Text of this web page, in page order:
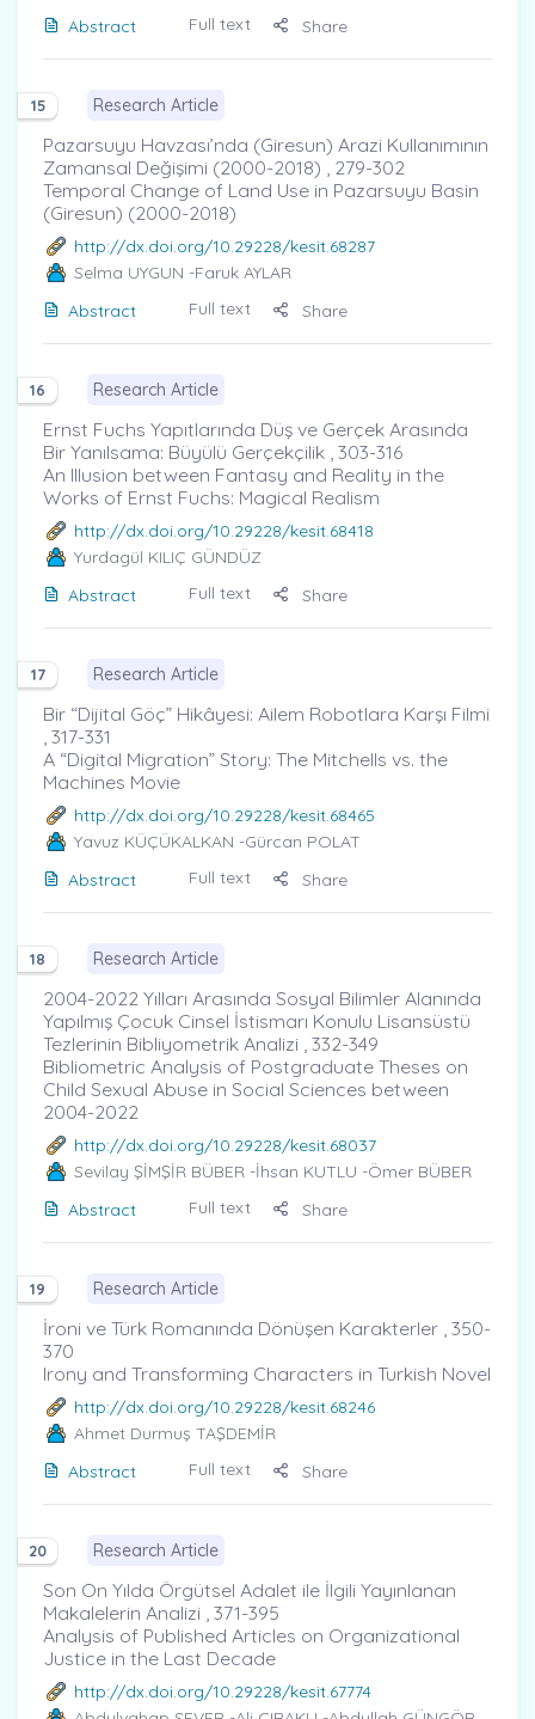
Abstract
Full text Share
15 Research Article
Pazarsuyu Havzası’nda (Giresun) Arazi Kullanımının
Zamansal Değişimi (2000-2018) , 279-302
Temporal Change of Land Use in Pazarsuyu Basin
(Giresun) (2000-2018)
http://dx.doi.org/10.29228/kesit.68287
Selma UYGUN -Faruk AYLAR
Abstract
Full text Share
16 Research Article
Ernst Fuchs Yapıtlarında Düş ve Gerçek Arasında
Bir Yanılsama: Büyülü Gerçekçilik , 303-316
An Illusion between Fantasy and Reality in the
Works of Ernst Fuchs: Magical Realism
http://dx.doi.org/10.29228/kesit.68418
Yurdagül KILIÇ GÜNDÜZ
Abstract
Full text Share
17 Research Article
Bir “Dijital Göç” Hikâyesi: Ailem Robotlara Karşı Filmi
, 317-331
A “Digital Migration” Story: The Mitchells vs. the
Machines Movie
http://dx.doi.org/10.29228/kesit.68465
Yavuz KÜÇÜKALKAN -Gürcan POLAT
Abstract
Full text Share
18 Research Article
2004-2022 Yılları Arasında Sosyal Bilimler Alanında
Yapılmış Çocuk Cinsel İstismarı Konulu Lisansüstü
Tezlerinin Bibliyometrik Analizi , 332-349
Bibliometric Analysis of Postgraduate Theses on
Child Sexual Abuse in Social Sciences between
2004-2022
http://dx.doi.org/10.29228/kesit.68037
Sevilay ŞİMŞİR BÜBER -İhsan KUTLU -Ömer BÜBER
Abstract
Full text Share
19 Research Article
İroni ve Türk Romanında Dönüşen Karakterler , 350-
370
Irony and Transforming Characters in Turkish Novel
http://dx.doi.org/10.29228/kesit.68246
Ahmet Durmuş TAŞDEMİR
Abstract
Full text Share
20 Research Article
Son On Yılda Örgütsel Adalet ile İlgili Yayınlanan
Makalelerin Analizi , 371-395
Analysis of Published Articles on Organizational
Justice in the Last Decade
http://dx.doi.org/10.29228/kesit.67774